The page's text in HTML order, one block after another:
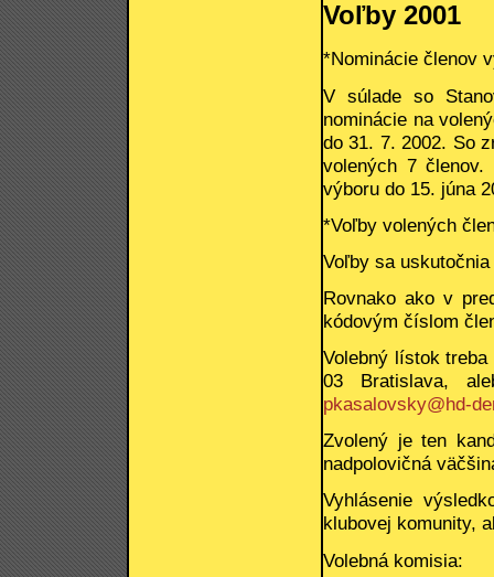
Voľby 2001
*Nominácie členov
V súlade so
nominácie na
do 31. 7. 2002. So
volených 7
výboru do 15. júna
*Voľby volených
Voľby sa
Rovnako ako v
kódovým číslom
Volebný lístok
03 Bratislava,
pkasalovsky@hd-
Zvolený je ten
nadpolovičná
Vyhlásenie
klubovej komunity,
Volebná komisia: